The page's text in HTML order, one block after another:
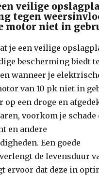
veilige
tegen
motor niet in
je een veilige
bescherming biedt
wanneer je
van 10 pk niet in
op een droge en
voorkom je schade
en andere
Een goede
de levensduur
ervoor dat deze in